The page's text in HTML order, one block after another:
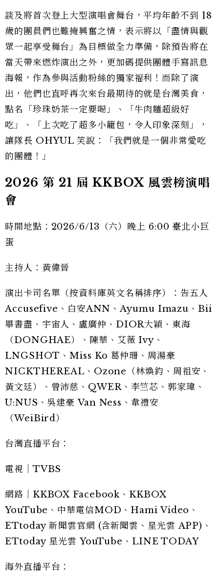
談及將首次登上大型演唱會舞台，平均年齡不到 18
歲的團員們也難掩興奮之情，表示將以「盡情與觀
眾一起享受舞台」為目標做全力準備，除預告將在
當天帶來燃炸演出之外，更加碼提供團體手寫訊息
海報，作為參與活動粉絲的獨家福利！而除了演
出，他們也直呼再次來台最期待的就是台灣美食，
點名「珍珠奶茶一定要喝」、「牛肉麵超級好
吃」、「上次吃了超多小籠包，令人印象深刻」，
讓隊長 OHYUL 笑說：「我們就是一個非常愛吃
的團體！」
2026 第 21 屆 KKBOX 風雲榜演唱
會
時間地點：2026/6/13（六）晚上 6:00 臺北小巨
蛋
主持人：黃偉晉
演出卡司名單（按資料庫英文名稱排序）：告五人
Accusefive、白安ANN、Ayumu Imazu、Bii
畢書盡、宇宙人、盧廣仲、DIOR大穎、東海
（DONGHAE）、陳華、艾薇 Ivy、
LNGSHOT、Miss Ko 葛仲珊、周湯豪
NICKTHEREAL、Ozone（林煥鈞、周祖安、
黃文廷）、曾沛慈、QWER、李竺芯、郭家瑋、
U:NUS、吳建豪 Van Ness、韋禮安
（WeiBird）
台灣直播平台：
電視｜TVBS
網路｜KKBOX Facebook、KKBOX
YouTube、中華電信MOD、Hami Video、
ETtoday 新聞雲官網 (含新聞雲、星光雲 APP)、
ETtoday 星光雲 YouTube、LINE TODAY
海外直播平台：